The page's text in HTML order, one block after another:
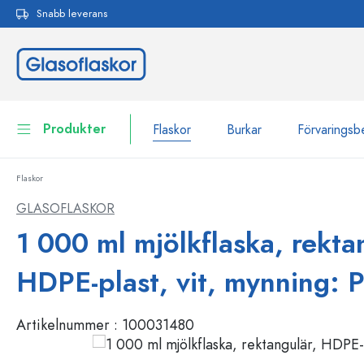
Hoppa till huvudnavigering
Snabb leverans
Produkter Flaskor Burkar
Förvaringsbehållare
Porslin
Behållare för kosmetika
Flaskor efter märke
WECK-flaskor
Flaskor med patentkork
Flaskor
GLASOFLASKOR
1 000 ml mjölkflaska,
HDPE-plast, vit, mynning:
Artikelnummer : 100031480